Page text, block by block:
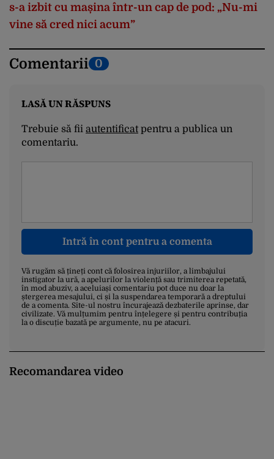
s-a izbit cu mașina într-un cap de pod: „Nu-mi
vine să cred nici acum”
Comentarii 0
LASĂ UN RĂSPUNS
Trebuie să fii autentificatpentru a publica un
comentariu.
Intră în cont pentru a comenta
Vă rugăm să țineți cont că folosirea injuriilor, a limbajului
instigator la ură, a apelurilor la violență sau trimiterea repetată,
în mod abuziv, a aceluiași comentariu pot duce nu doar la
ștergerea mesajului, ci și la suspendarea temporară a dreptului
de a comenta. Site-ul nostru încurajează dezbaterile aprinse, dar
civilizate. Vă mulțumim pentru înțelegere și pentru contribuția
la o discuție bazată pe argumente, nu pe atacuri.
Recomandarea video